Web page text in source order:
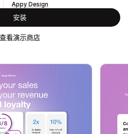
Appy Design
安装
查看演示商店